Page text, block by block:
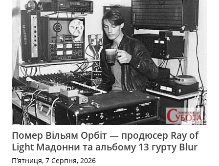
Помер Вільям Орбіт — продюсер Ray of
Light Мадонни та альбому 13 гурту Blur
П’ятниця, 7 Серпня, 2026